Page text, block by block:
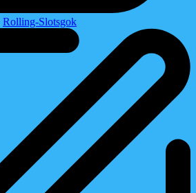
Rolling-Slotsgok